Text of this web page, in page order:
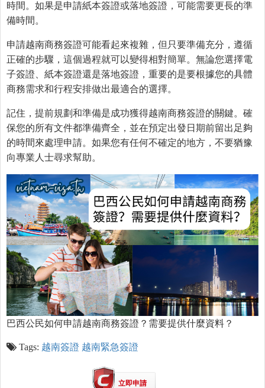
時間。如果是申請紙本簽證或落地簽證，可能需要更長的準
備時間。
申請越南商務簽證可能看起來複雜，但只要準備充分，遵循
正確的步驟，這個過程就可以變得相對簡單。無論您選擇電
子簽證、紙本簽證還是落地簽證，重要的是要根據您的具體
商務需求和行程安排做出最適合的選擇。
記住，提前規劃和準備是成功獲得越南商務簽證的關鍵。確
保您的所有文件都準備齊全，並在預定出發日期前留出足夠
的時間來處理申請。如果您有任何不確定的地方，不要猶豫
向專業人士尋求幫助。
巴西公民如何申請越南商務簽證？需要提供什麼資料？
Tags: 越南簽證 越南緊急簽證
立即申請